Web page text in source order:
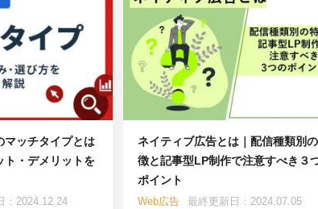
マッチタイプとは
ト・デメリットを
：2024.12.24
ネイティブ広告とは｜配信種類別
徴と記事型LP制作で注意すべき３
ポイント
Web広告 最終更新日：2024.07.05